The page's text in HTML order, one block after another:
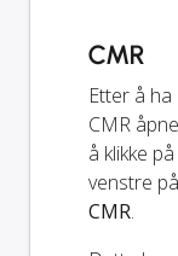
CMR
Etter å
CMR
å klikke på
venstre
CMR.